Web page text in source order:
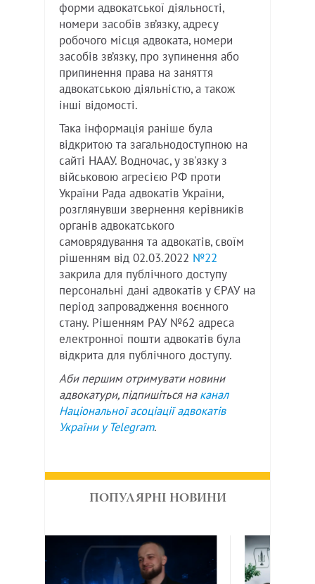
форми адвокатської діяльності,
номери засобів зв’язку, адресу
робочого місця адвоката, номери
засобів зв’язку, про зупинення або
припинення права на заняття
адвокатською діяльністю, а також
інші відомості.
Така інформація раніше була
відкритою та загальнодоступною на
сайті НААУ. Водночас, у зв'язку з
військовою агресією РФ проти
України Рада адвокатів України,
розглянувши звернення керівників
органів адвокатського
самоврядування та адвокатів, своїм
рішенням від 02.03.2022 №22
закрила для публічного доступу
персональні дані адвокатів у ЄРАУ на
період запровадження воєнного
стану. Рішенням РАУ №62 адреса
електронної пошти адвокатів була
відкрита для публічного доступу.
Аби першим отримувати новини
адвокатури, підпишіться на канал
Національної асоціації адвокатів
України у Telegram.
ПОПУЛЯРНІ НОВИНИ